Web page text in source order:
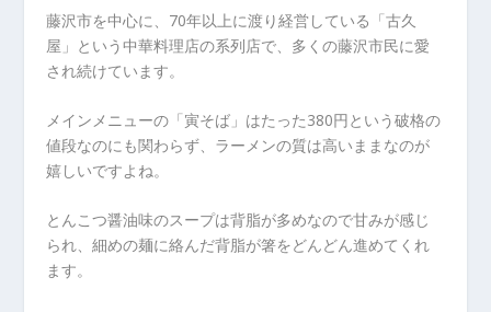
藤沢市を中心に、70年以上に渡り経営している「古久
屋」という中華料理店の系列店で、多くの藤沢市民に愛
され続けています。
メインメニューの「寅そば」はたった380円という破格の
値段なのにも関わらず、ラーメンの質は高いままなのが
嬉しいですよね。
とんこつ醤油味のスープは背脂が多めなので甘みが感じ
られ、細めの麺に絡んだ背脂が箸をどんどん進めてくれ
ます。